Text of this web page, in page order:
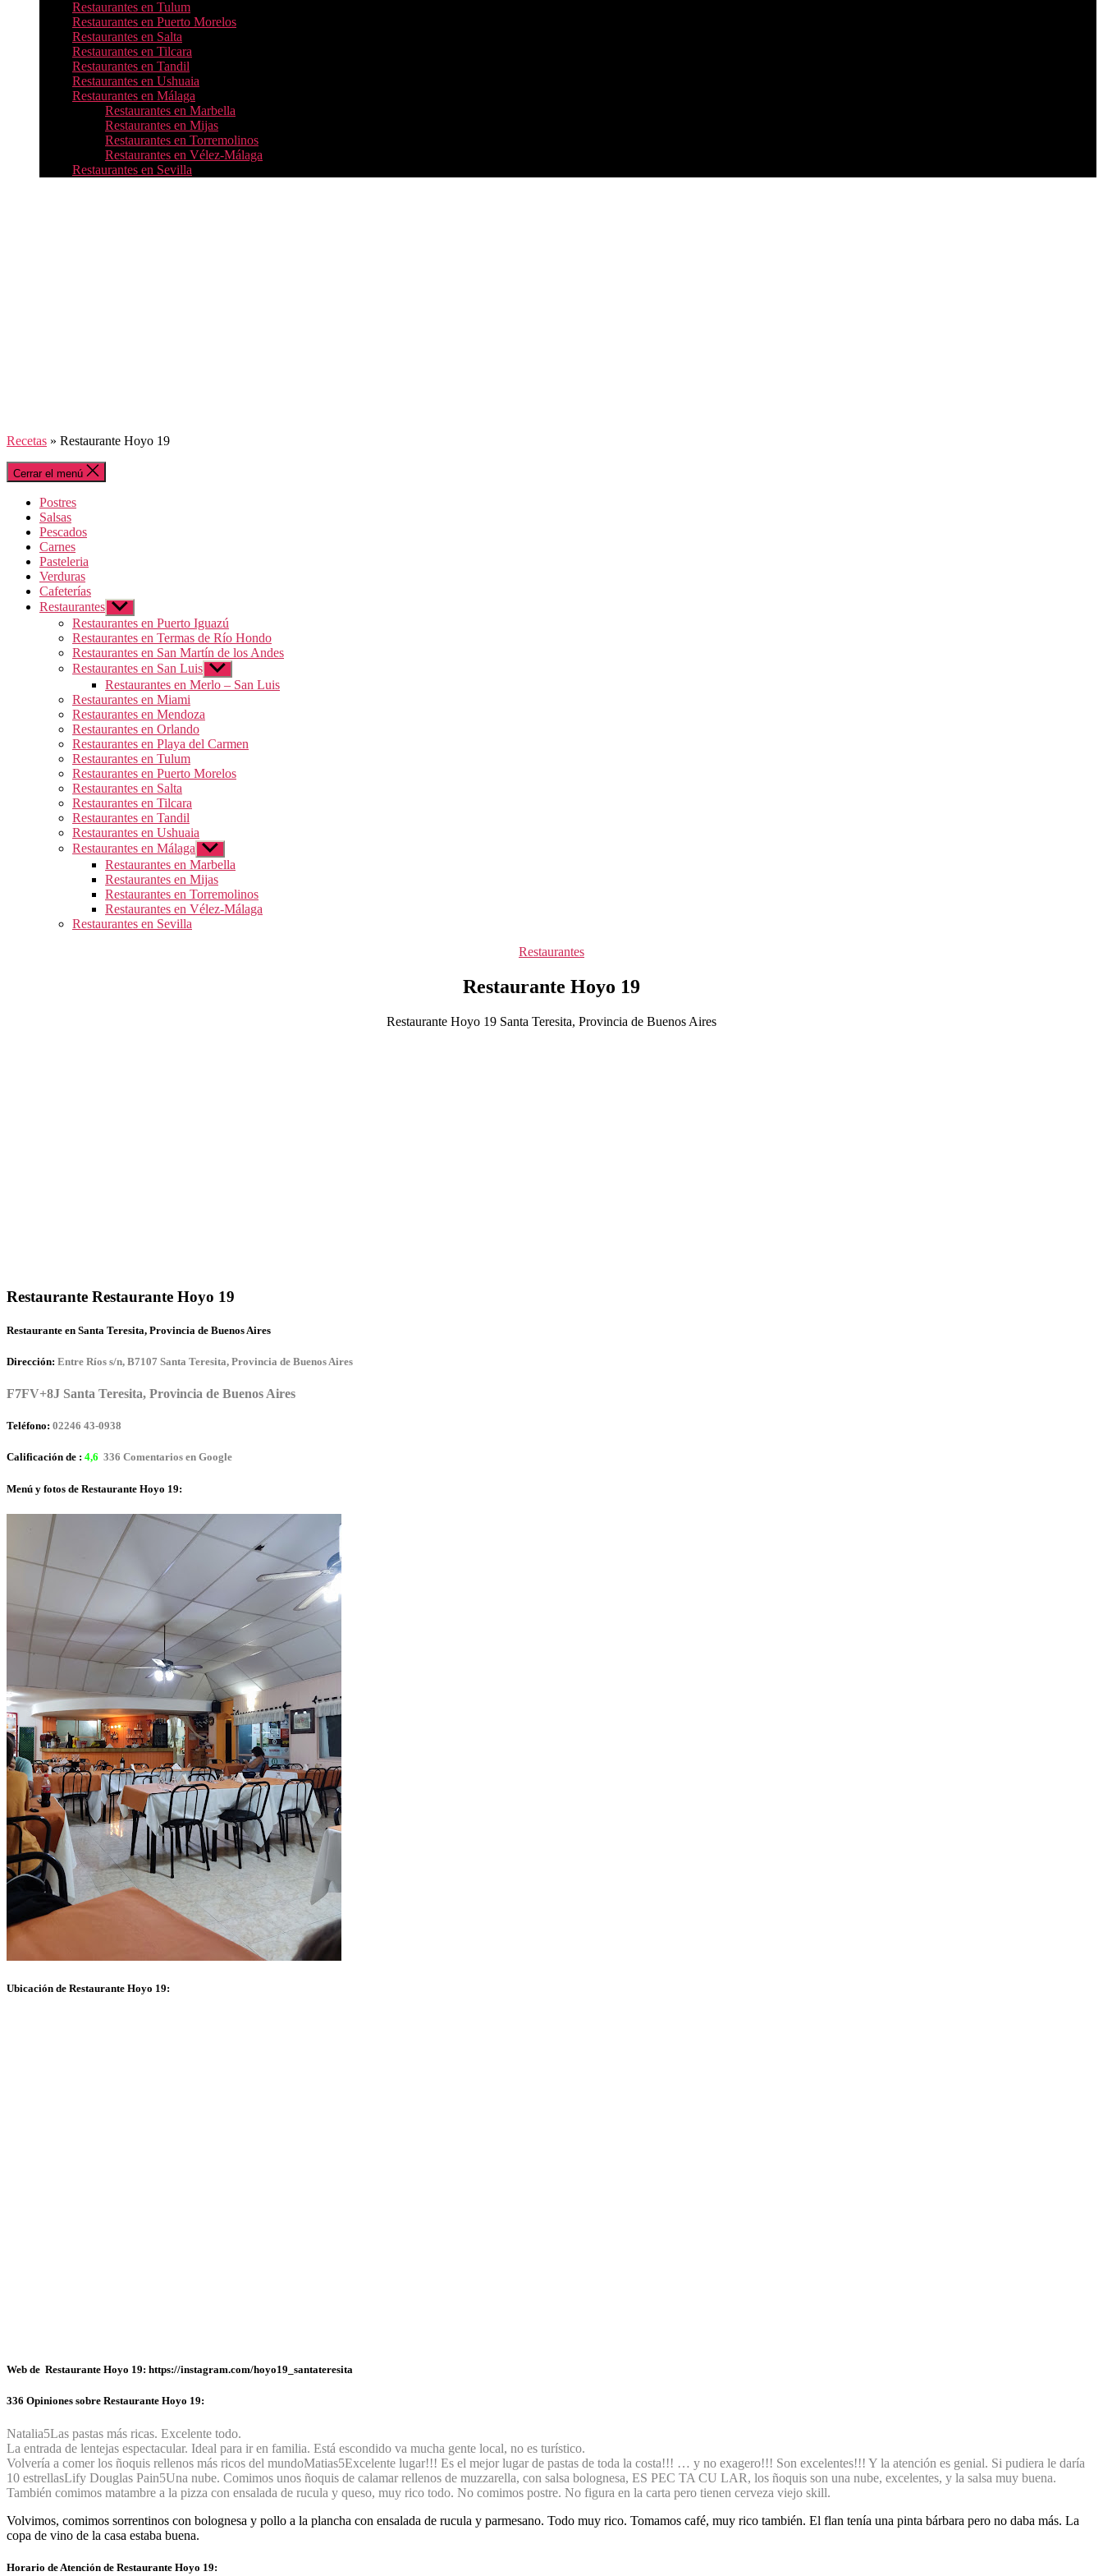
Restaurantes en Tulum
Restaurantes en Puerto Morelos
Restaurantes en Salta
Restaurantes en Tilcara
Restaurantes en Tandil
Restaurantes en Ushuaia
Restaurantes en Málaga
Restaurantes en Marbella
Restaurantes en Mijas
Restaurantes en Torremolinos
Restaurantes en Vélez-Málaga
Restaurantes en Sevilla
Recetas » Restaurante Hoyo 19
Cerrar el menú
Postres
Salsas
Pescados
Carnes
Pasteleria
Verduras
Cafeterías
Restaurantes Mostrar
el
submenú
Restaurantes en Puerto Iguazú
Restaurantes en Termas de Río Hondo
Restaurantes en San Martín de los Andes
Restaurantes en San Luis Mostrar
el
submenú
Restaurantes en Merlo – San Luis
Restaurantes en Miami
Restaurantes en Mendoza
Restaurantes en Orlando
Restaurantes en Playa del Carmen
Restaurantes en Tulum
Restaurantes en Puerto Morelos
Restaurantes en Salta
Restaurantes en Tilcara
Restaurantes en Tandil
Restaurantes en Ushuaia
Restaurantes en Málaga Mostrar
el
submenú
Restaurantes en Marbella
Restaurantes en Mijas
Restaurantes en Torremolinos
Restaurantes en Vélez-Málaga
Restaurantes en Sevilla
Categorías
Restaurantes
Restaurante Hoyo 19
Restaurante Hoyo 19 Santa Teresita, Provincia de Buenos Aires
Restaurante Restaurante Hoyo 19
Restaurante en Santa Teresita, Provincia de Buenos Aires
Dirección: Entre Ríos s/n, B7107 Santa Teresita, Provincia de Buenos Aires
F7FV+8J Santa Teresita, Provincia de Buenos Aires
Teléfono: 02246 43-0938
Calificación de : 4,6 336 Comentarios en Google
Menú y fotos de Restaurante Hoyo 19:
Ubicación de Restaurante Hoyo 19:
Web de Restaurante Hoyo 19: https://instagram.com/hoyo19_santateresita
336 Opiniones sobre Restaurante Hoyo 19:
Natalia5Las pastas más ricas. Excelente todo.
La entrada de lentejas espectacular. Ideal para ir en familia. Está escondido va mucha gente local, no es turístico.
Volvería a comer los ñoquis rellenos más ricos del mundoMatias5Excelente lugar!!! Es el mejor lugar de pastas de toda la costa!!! … y no exagero!!! Son excelentes!!! Y la atención es genial. Si pudiera le daría
10 estrellasLify Douglas Pain5Una nube. Comimos unos ñoquis de calamar rellenos de muzzarella, con salsa bolognesa, ES PEC TA CU LAR, los ñoquis son una nube, excelentes, y la salsa muy buena.
También comimos matambre a la pizza con ensalada de rucula y queso, muy rico todo. No comimos postre. No figura en la carta pero tienen cerveza viejo skill.
Volvimos, comimos sorrentinos con bolognesa y pollo a la plancha con ensalada de rucula y parmesano. Todo muy rico. Tomamos café, muy rico también. El flan tenía una pinta bárbara pero no daba más. La
copa de vino de la casa estaba buena.
Horario de Atención de Restaurante Hoyo 19: